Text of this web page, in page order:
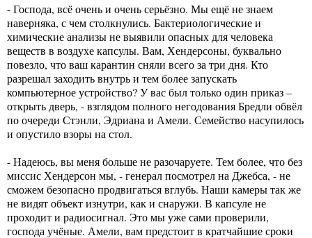
- Господа, всё очень и очень серьёзно. Мы ещё не знаем
наверняка, с чем столкнулись. Бактериологические и
химические анализы не выявили опасных для человека
веществ в воздухе капсулы. Вам, Хендерсоны, буквально
повезло, что ваш карантин сняли всего за три дня. Кто
разрешал заходить внутрь и тем более запускать
компьютерное устройство? У вас был только один приказ –
открыть дверь, - взглядом полного негодования Бредли обвёл
по очереди Стэнли, Эдриана и Амели. Семейство насупилось
и опустило взоры на стол.
- Надеюсь, вы меня больше не разочаруете. Тем более, что без
миссис Хендерсон мы, - генерал посмотрел на Джебса, - не
сможем безопасно продвигаться вглубь. Наши камеры так же
не видят объект изнутри, как и снаружи. В капсуле не
проходит и радиосигнал. Это мы уже сами проверили,
господа учёные. Амели, вам предстоит в кратчайшие сроки